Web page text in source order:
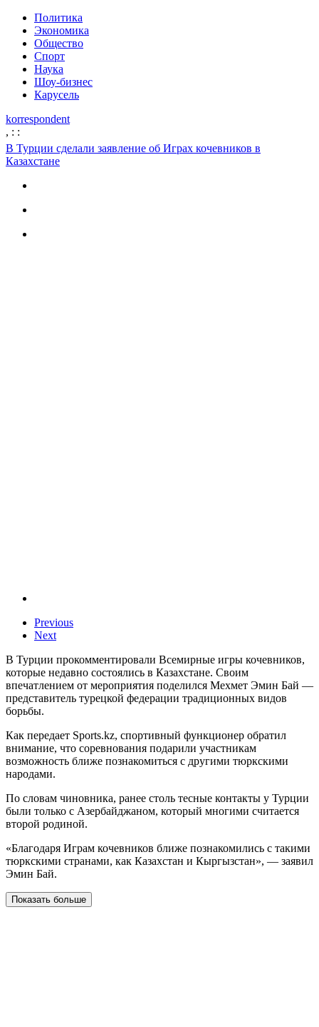
Политика
Экономика
Общество
Спорт
Наука
Шоу-бизнес
Карусель
korrespondent
, : :
В Турции сделали заявление об Играх кочевников в
Казахстане
Previous
Next
В Турции прокомментировали Всемирные игры кочевников,
которые недавно состоялись в Казахстане. Своим
впечатлением от мероприятия поделился Мехмет Эмин Бай —
представитель турецкой федерации традиционных видов
борьбы.
Как передает Sports.kz, спортивный функционер обратил
внимание, что соревнования подарили участникам
возможность ближе познакомиться с другими тюркскими
народами.
По словам чиновника, ранее столь тесные контакты у Турции
были только с Азербайджаном, который многими считается
второй родиной.
«Благодаря Играм кочевников ближе познакомились с такими
тюркскими странами, как Казахстан и Кыргызстан», — заявил
Эмин Бай.
Показать больше